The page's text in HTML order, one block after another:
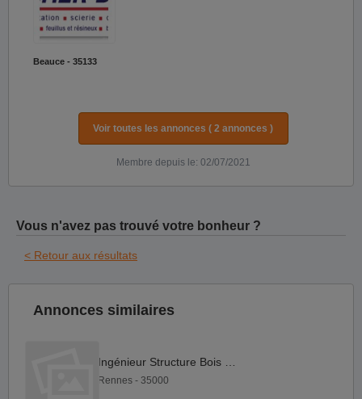
Beauce - 35133
Voir toutes les annonces ( 2 annonces )
Membre depuis le: 02/07/2021
Vous n'avez pas trouvé votre bonheur ?
< Retour aux résultats
Annonces similaires
Rennes - 35000